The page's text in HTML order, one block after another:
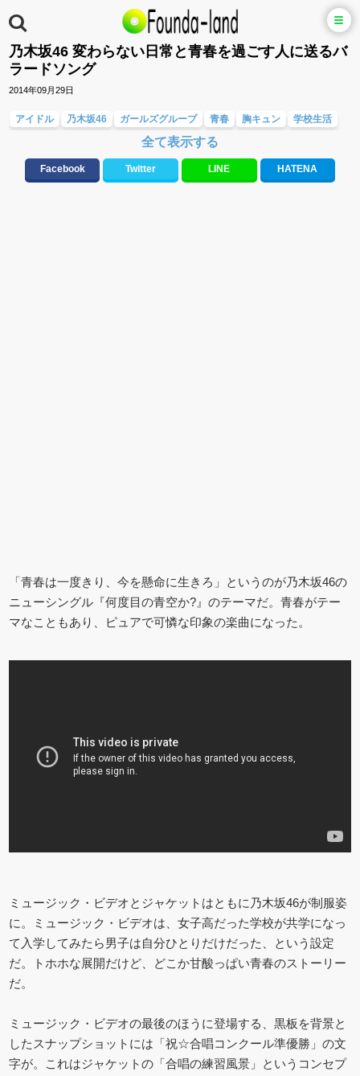
乃木坂46 変わらない日常と青春を過ごす人に送るバ
ラードソング
2014年09月29日
アイドル 乃木坂46 ガールズグループ 青春 胸キュン 学校生活
全て表示する
Facebook Twitter LINE HATENA
「青春は一度きり、今を懸命に生きろ」というのが乃木坂46の
ニューシングル『何度目の青空か?』のテーマだ。青春がテー
マなこともあり、ピュアで可憐な印象の楽曲になった。
ミュージック・ビデオとジャケットはともに乃木坂46が制服姿
に。ミュージック・ビデオは、女子高だった学校が共学になっ
て入学してみたら男子は自分ひとりだけだった、という設定
だ。トホホな展開だけど、どこか甘酸っぱい青春のストーリー
だ。
ミュージック・ビデオの最後のほうに登場する、黒板を背景と
したスナップショットには「祝☆合唱コンクール準優勝」の文
字が。これはジャケットの「合唱の練習風景」というコンセプ